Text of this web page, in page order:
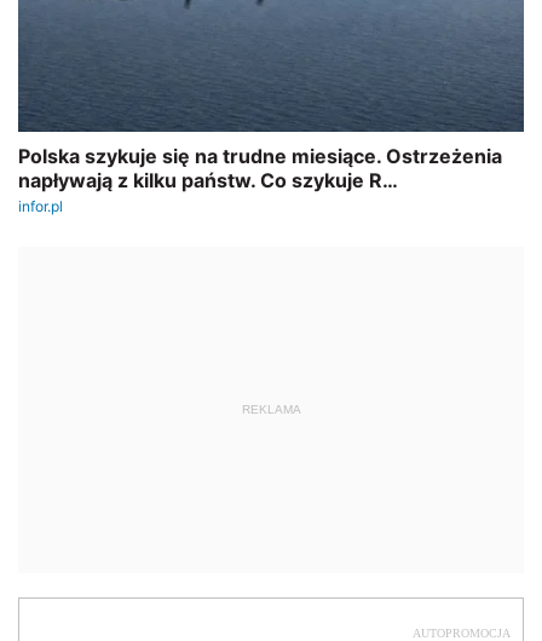
REKLAMA
AUTOPROMOCJA